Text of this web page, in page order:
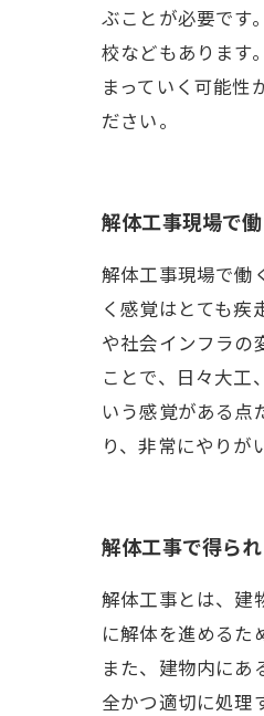
ぶことが必要です
校などもあります
まっていく可能性
ださい。
解体工事現場で
解体工事現場で働
く感覚はとても
や社会インフラの
ことで、日々大工
いう感覚がある点
り、非常にやりが
解体工事で得ら
解体工事とは、建
に解体を進めるた
また、建物内に
全かつ適切に処理